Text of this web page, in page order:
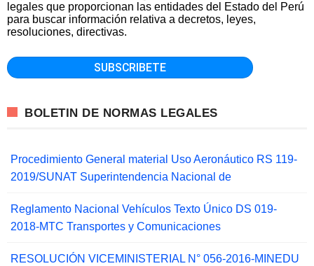
legales que proporcionan las entidades del Estado del Perú
para buscar información relativa a decretos, leyes,
resoluciones, directivas.
BOLETIN DE NORMAS LEGALES
Procedimiento General material Uso Aeronáutico RS 119-
2019/SUNAT Superintendencia Nacional de
Reglamento Nacional Vehículos Texto Único DS 019-
2018-MTC Transportes y Comunicaciones
RESOLUCIÓN VICEMINISTERIAL N° 056-2016-MINEDU